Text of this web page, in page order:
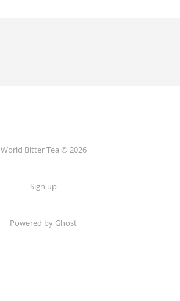
World Bitter Tea © 2026
Sign up
Powered by Ghost